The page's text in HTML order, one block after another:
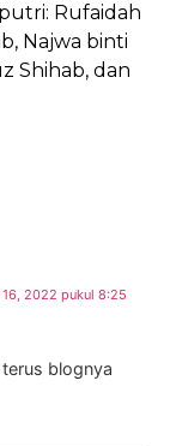
Rufaidah
Najwa binti
Shihab, dan
16, 2022 pukul 8:25
blognya